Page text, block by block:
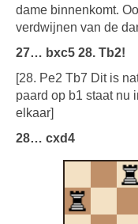
dame binnenkomt.
verdwijnen van de
27… bxc5 28. Tb2!
[28. Pe2 Tb7 Dit is
paard op b1 staat nu
elkaar]
28… cxd4